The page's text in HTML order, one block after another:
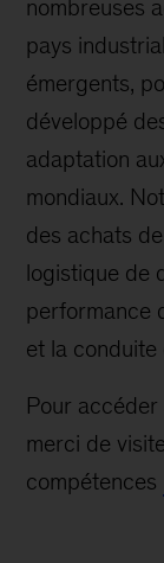
nombreuses
pays
émergents,
développé
adaptation
mondiaux.
des achats
logistique de
performance
et la conduite
Pour
merci de
compétences